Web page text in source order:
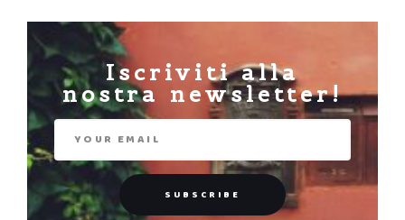
Iscriviti alla
nostra newsletter!